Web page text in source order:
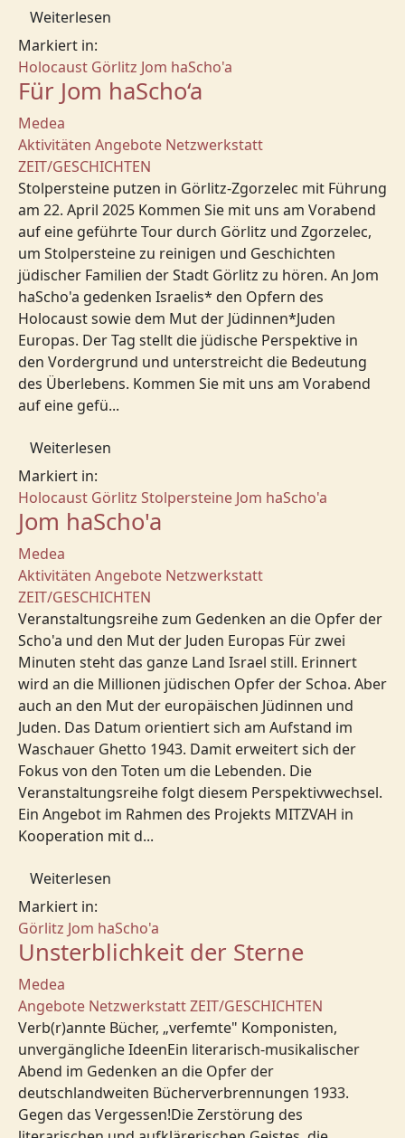
Weiterlesen
Markiert in:
Holocaust Görlitz Jom haScho'a
Für Jom haScho‘a
Medea
Aktivitäten Angebote Netzwerkstatt
ZEIT/GESCHICHTEN
Stolpersteine putzen in Görlitz-Zgorzelec mit Führung
am 22. April 2025 Kommen Sie mit uns am Vorabend
auf eine geführte Tour durch Görlitz und Zgorzelec,
um Stolpersteine zu reinigen und Geschichten
jüdischer Familien der Stadt Görlitz zu hören. An Jom
haScho'a gedenken Israelis* den Opfern des
Holocaust sowie dem Mut der Jüdinnen*Juden
Europas. Der Tag stellt die jüdische Perspektive in
den Vordergrund und unterstreicht die Bedeutung
des Überlebens. Kommen Sie mit uns am Vorabend
auf eine gefü...
Weiterlesen
Markiert in:
Holocaust Görlitz Stolpersteine Jom haScho'a
Jom haScho'a
Medea
Aktivitäten Angebote Netzwerkstatt
ZEIT/GESCHICHTEN
Veranstaltungsreihe zum Gedenken an die Opfer der
Scho'a und den Mut der Juden Europas Für zwei
Minuten steht das ganze Land Israel still. Erinnert
wird an die Millionen jüdischen Opfer der Schoa. Aber
auch an den Mut der europäischen Jüdinnen und
Juden. Das Datum orientiert sich am Aufstand im
Waschauer Ghetto 1943. Damit erweitert sich der
Fokus von den Toten um die Lebenden. Die
Veranstaltungsreihe folgt diesem Perspektivwechsel.
Ein Angebot im Rahmen des Projekts MITZVAH in
Kooperation mit d...
Weiterlesen
Markiert in:
Görlitz Jom haScho'a
Unsterblichkeit der Sterne
Medea
Angebote NetzwerkstattZEIT/GESCHICHTEN
Verb(r)annte Bücher, „verfemte" Komponisten,
unvergängliche IdeenEin literarisch-musikalischer
Abend im Gedenken an die Opfer der
deutschlandweiten Bücherverbrennungen 1933.
Gegen das Vergessen!Die Zerstörung des